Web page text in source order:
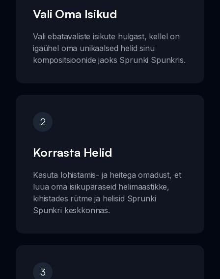
Vali Oma Isikud
Vali ebatavaliste isikute hulgast, kellel on
igaühel oma unikaalsed helid sinu
kompositsioonide jaoks Sprunki Spunkris.
2
Korrasta Helid
Kasuta lohistamis- ja heitega omadust, et
luua oma isikupäraseid helimaastikke,
kihistades rütme ja helisid Sprunki
Spunkri keskkonnas.
3